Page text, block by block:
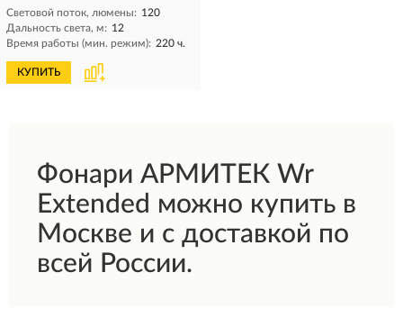
Световой поток, люмены: 120
Дальность света, м: 12
Время работы (мин. режим): 220 ч.
КУПИТЬ
Фонари АРМИТЕК Wr
Extended можно купить в
Москве и с доставкой по
всей России.